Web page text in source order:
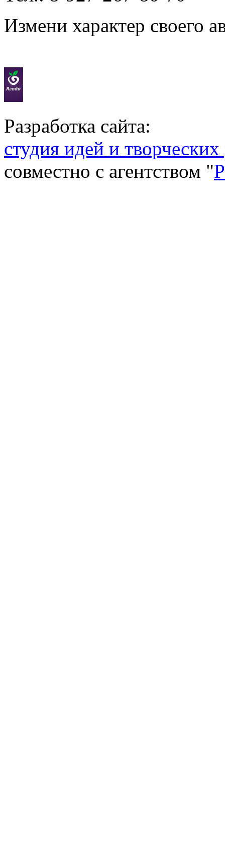
Измени характер своего
Разработка сайта:
студия идей и
совместно с агентством "